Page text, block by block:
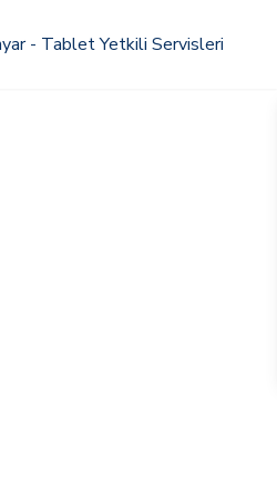
- Tablet Yetkili Servisleri